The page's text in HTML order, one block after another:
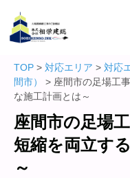
TOP > 対応エリア > 対応
間市）
> 座間市の足場工
な施工計画とは～
座間市の足場
短縮を両立す
～